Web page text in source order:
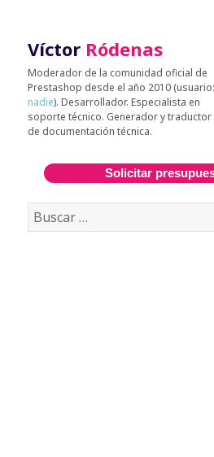
Víctor Ródenas
Moderador de la comunidad oficial de
Prestashop desde el año 2010 (usuario:
nadie). Desarrollador. Especialista en
soporte técnico. Generador y traductor
de documentación técnica.
Solicitar
Buscar: